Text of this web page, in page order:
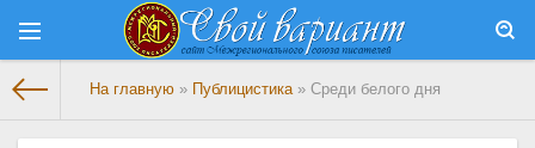
На главную » Публицистика» Среди белого дня